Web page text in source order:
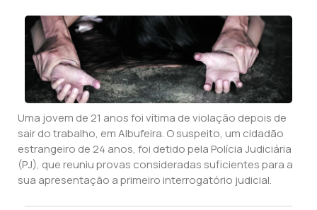
Uma jovem de 21 anos foi vítima de violação depois de
sair do trabalho, em Albufeira. O suspeito, um cidadão
estrangeiro de 24 anos, foi detido pela Polícia Judiciária
(PJ), que reuniu provas consideradas suficientes para a
sua apresentação a primeiro interrogatório judicial.